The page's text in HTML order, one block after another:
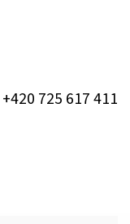
+420 725 617 411